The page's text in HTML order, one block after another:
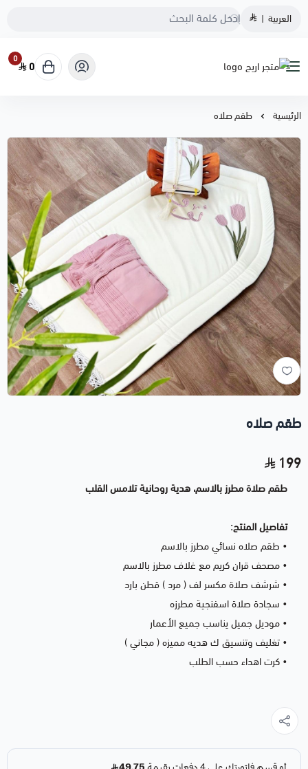
العربية |
متجر اريج
0
0
الرئيسية طقم صلاه
طقم صلاه
199
طقم صلاة مطرز بالاسم، هدية روحانية تلامس القلب
تفاصيل المنتج:
• طقم صلاه نسائي مطرز بالاسم
• مصحف قران كريم مع غلاف مطرز بالاسم
• شرشف صلاة مكسر لف ( مرد ) قطن بارد
• سجادة صلاة اسفنجية مطرزه
• موديل جميل يناسب جميع الأعمار
• تغليف وتنسيق ك هديه مميزه ( مجاني )
• كرت اهداء حسب الطلب